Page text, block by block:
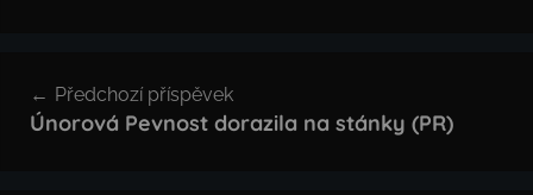
pro
Předchozí příspěvek
Únorová Pevnost dorazila na stánky (PR)